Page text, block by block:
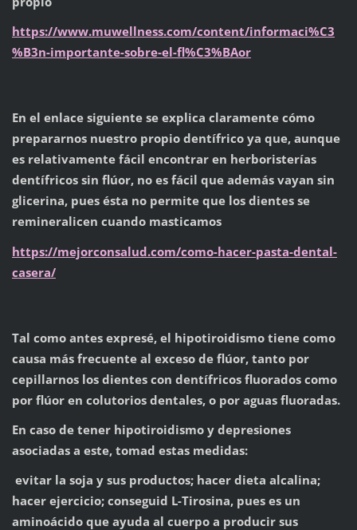
https://www.muwellness.com/content/informaci%C3
%B3n-importante-sobre-el-fl%C3%BAor
En el enlace siguiente se explica claramente cómo
prepararnos nuestro propio dentífrico ya que, aunque
es relativamente fácil encontrar en herboristerías
dentífricos sin flúor, no es fácil que además vayan sin
glicerina, pues ésta no permite que los dientes se
remineralicen cuando masticamos
https://mejorconsalud.com/como-hacer-pasta-dental-
casera/
Tal como antes expresé, el hipotiroidismo tiene como
causa más frecuente al exceso de flúor, tanto por
cepillarnos los dientes con dentífricos fluorados como
por flúor en colutorios dentales, o por aguas fluoradas.
En caso de tener hipotiroidismo y depresiones
asociadas a este, tomad estas medidas:
evitar la soja y sus productos; hacer dieta alcalina;
hacer ejercicio; conseguid L-Tirosina, pues es un
aminoácido que ayuda al cuerpo a producir sus